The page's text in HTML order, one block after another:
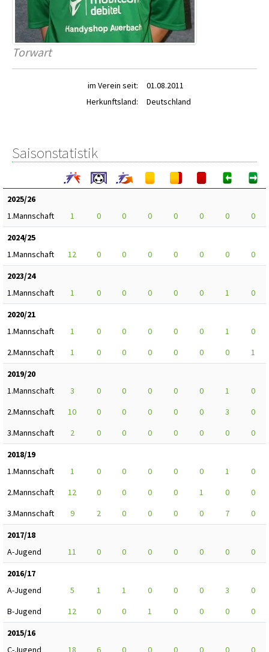
Torwart
im Verein seit:
01.08.2011
Herkunftsland:
Deutschland
Saisonstatistik
2025/26
1.Mannschaft
1 0 0 0 0 0 0
0
2024/25
1.Mannschaft
12 0 0 0 0 0 0
0
2023/24
1.Mannschaft
1 0 0 0 0 0 1
0
2020/21
1.Mannschaft
1 0 0 0 0 0 1
0
2.Mannschaft
1 0 0 0 0 0 0
1
2019/20
1.Mannschaft
3 0 0 0 0 0 1
0
2.Mannschaft
10 0 0 0 0 0 3
0
3.Mannschaft
2 0 0 0 0 0 0
0
2018/19
1.Mannschaft
1 0 0 0 0 0 1
0
2.Mannschaft
12 0 0 0 0 1 0
0
3.Mannschaft
9 2 0 0 0 0 7
0
2017/18
A-Jugend
11 0 0 0 0 0 0
0
2016/17
A-Jugend
5 1 1 0 0 0 3
0
B-Jugend
12 0 0 1 0 0 0
0
2015/16
C-Jugend
18 6 0 0 0 0 0 0